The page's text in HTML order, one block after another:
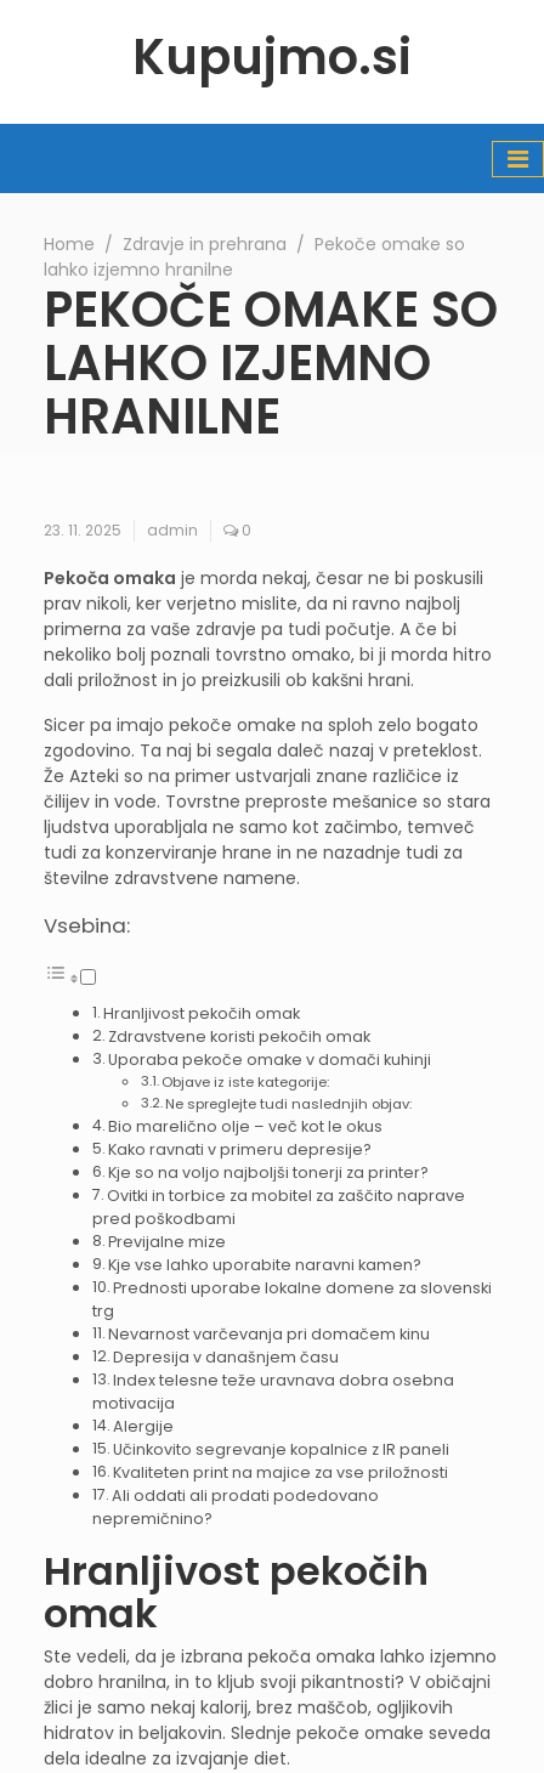
Kupujmo.si
Home ∕ Zdravje in prehrana ∕ Pekoče omake so
lahko izjemno hranilne
PEKOČE OMAKE SO
LAHKO IZJEMNO
HRANILNE
23. 11. 2025 admin 0
Pekoča omaka je morda nekaj, česar ne bi poskusili
prav nikoli, ker verjetno mislite, da ni ravno najbolj
primerna za vaše zdravje pa tudi počutje. A če bi
nekoliko bolj poznali tovrstno omako, bi ji morda hitro
dali priložnost in jo preizkusili ob kakšni hrani.
Sicer pa imajo pekoče omake na sploh zelo bogato
zgodovino. Ta naj bi segala daleč nazaj v preteklost.
Že Azteki so na primer ustvarjali znane različice iz
čilijev in vode. Tovrstne preproste mešanice so stara
ljudstva uporabljala ne samo kot začimbo, temveč
tudi za konzerviranje hrane in ne nazadnje tudi za
številne zdravstvene namene.
Vsebina:
Hranljivost pekočih omak
Zdravstvene koristi pekočih omak
Uporaba pekoče omake v domači kuhinji
Objave iz iste kategorije:
Ne spreglejte tudi naslednjih objav:
Bio marelično olje – več kot le okus
Kako ravnati v primeru depresije?
Kje so na voljo najboljši tonerji za printer?
Ovitki in torbice za mobitel za zaščito naprave
pred poškodbami
Previjalne mize
Kje vse lahko uporabite naravni kamen?
Prednosti uporabe lokalne domene za slovenski
trg
Nevarnost varčevanja pri domačem kinu
Depresija v današnjem času
Index telesne teže uravnava dobra osebna
motivacija
Alergije
Učinkovito segrevanje kopalnice z IR paneli
Kvaliteten print na majice za vse priložnosti
Ali oddati ali prodati podedovano
nepremičnino?
Hranljivost pekočih
omak
Ste vedeli, da je izbrana pekoča omaka lahko izjemno
dobro hranilna, in to kljub svoji pikantnosti? V običajni
žlici je samo nekaj kalorij, brez maščob, ogljikovih
hidratov in beljakovin. Slednje pekoče omake seveda
dela idealne za izvajanje diet.